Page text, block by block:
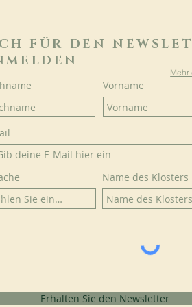
FÜR DEN
Mehr
Vorname
Name des Klosters
Erhalten Sie den Newsletter